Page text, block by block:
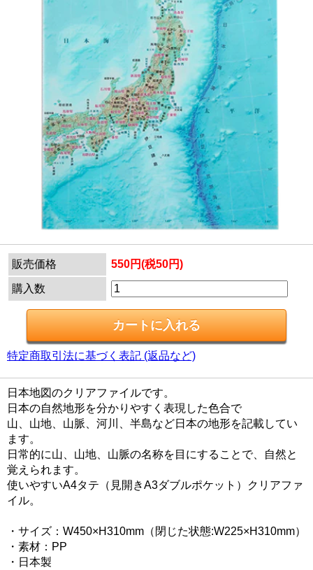
販売価格 550円(税50円)
購入数
特定商取引法に基づく表記 (返品など)
日本地図のクリアファイルです。
日本の自然地形を分かりやすく表現した色合で
山、山地、山脈、河川、半島など日本の地形を記載してい
ます。
日常的に山、山地、山脈の名称を目にすることで、自然と
覚えられます。
使いやすいA4タテ（見開きA3ダブルポケット）クリアファ
イル。
・サイズ：W450×H310mm（閉じた状態:W225×H310mm）
・素材：PP
・日本製